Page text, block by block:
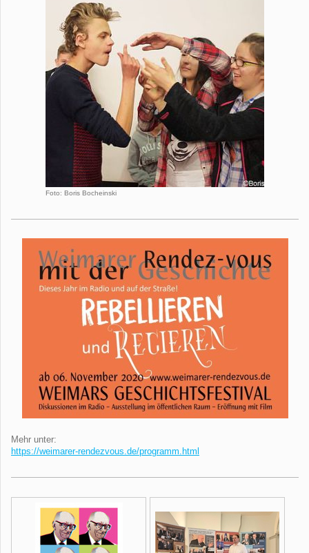
Foto: Boris Bocheinski
Mehr unter:
https://weimarer-rendezvous.de/programm.html